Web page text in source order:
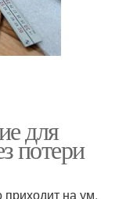
для
потери
на ум,